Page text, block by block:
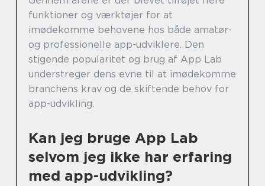
funktioner og værktøjer for at
imødekomme behovene hos både amatør-
og professionelle app-udviklere. Den
stigende popularitet og brug af App Lab
understreger dens evne til at imødekomme
branchens krav og de skiftende behov for
app-udvikling.
Kan jeg bruge App Lab
selvom jeg ikke har erfaring
med app-udvikling?